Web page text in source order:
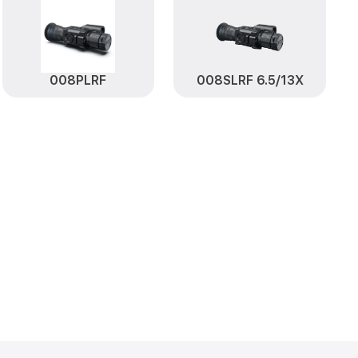
Заказать
Заказать
Pard
008PLRF 008SLRF 6.5/13X